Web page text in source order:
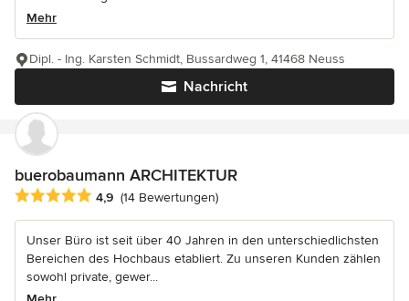
Mehr
Nachricht
Dipl. - Ing. Karsten Schmidt, Bussardweg 1, 41468 Neuss
buerobaumann ARCHITEKTUR
Durchschnittliche Bewertung: 4.9 von 5 Sternen
4,9 (14 Bewertungen)
Unser Büro ist seit über 40 Jahren in den unterschiedlichsten
Bereichen des Hochbaus etabliert. Zu unseren Kunden zählen
sowohl private, gewer...